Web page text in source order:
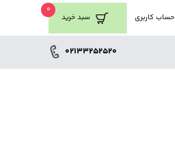
سبد خرید
0
حساب کاربری
02133252520